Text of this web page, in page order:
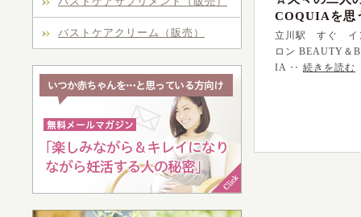
バストケアクリーム（販売）
COQUIAを思
立川駅 すぐ イ
ロン BEAUTY＆
IA ‥ 続きを読む